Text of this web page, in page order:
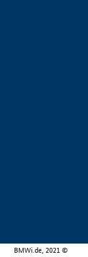
BMWi.de, 2021 ©